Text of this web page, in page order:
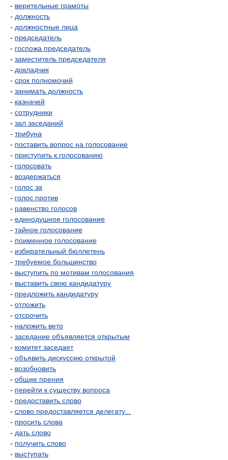
- верительные грамоты
- должность
- должностные лица
- председатель
- госпожа председатель
- заместитель председателя
- докладчик
- срок полномочий
- занимать должность
- казначей
- сотрудники
- зал заседаний
- трибуна
- поставить вопрос на голосование
- приступить к голосованию
- голосовать
- воздержаться
- голос за
- голос против
- равенство голосов
- единодушное голосование
- тайное голосование
- поименное голосование
- избирательный бюллетень
- требуемое большинство
- выступить по мотивам голосования
- выставить свою кандидатуру
- предложить кандидатуру
- отложить
- отсрочить
- наложить вето
- заседание объявляется открытым
- комитет заседает
- объявить дискуссию открытой
- возобновить
- общие прения
- перейти к существу вопроса
- предоставить слово
- слово предоставляется делегату...
- просить слова
- дать слово
- получить слово
- выступать